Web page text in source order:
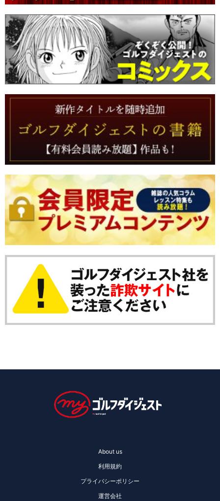
About us
利用規約
プライバシーポリシー
運営会社